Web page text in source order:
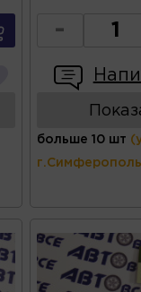
-
больше 10 шт